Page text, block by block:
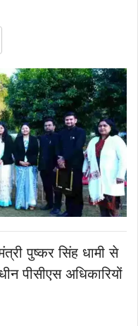
पुष्कर सिंह धामी से
पीसीएस अधिकारियों